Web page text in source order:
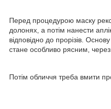
Перед процедурою маску
долонях, а потім нанести
відповідно до прорізів.
стане особливо рясним,
Потім обличчя треба вмити